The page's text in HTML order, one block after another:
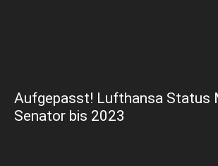
Aufgepasst! Lufthansa Status
Senator bis 2023